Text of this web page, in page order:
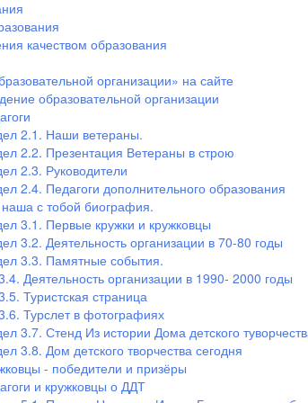
качеством образования
организации» на сайте
образовательной организации
2.1. Наши ветераны.
2.2. Презентация Ветераны в строю
2.3. Руководители
2.4. Педагоги дополнительного образования
с тобой биография.
3.1. Первые кружки и кружковцы
3.2. Деятельность организации в 70-80 годы
3.3. Памятные события.
Деятельность организации в 1990- 2000 годы
Туристская страница
Турслет в фотографиях
3.7. Стенд Из истории Дома детского
3.8. Дом детского творчества сегодня
- победители и призёры
и кружковцы о ДДТ